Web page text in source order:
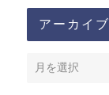
アーカイブ